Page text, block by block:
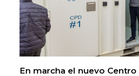
En marcha el nuevo Centro